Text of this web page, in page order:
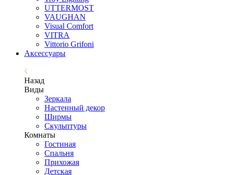
UTTERMOST
VAUGHAN
Visual Comfort
VITRA
Vittorio Grifoni
Аксессуары
Назад
Виды
Зеркала
Настенный декор
Ширмы
Скульптуры
Комнаты
Гостиная
Спальня
Прихожая
Детская